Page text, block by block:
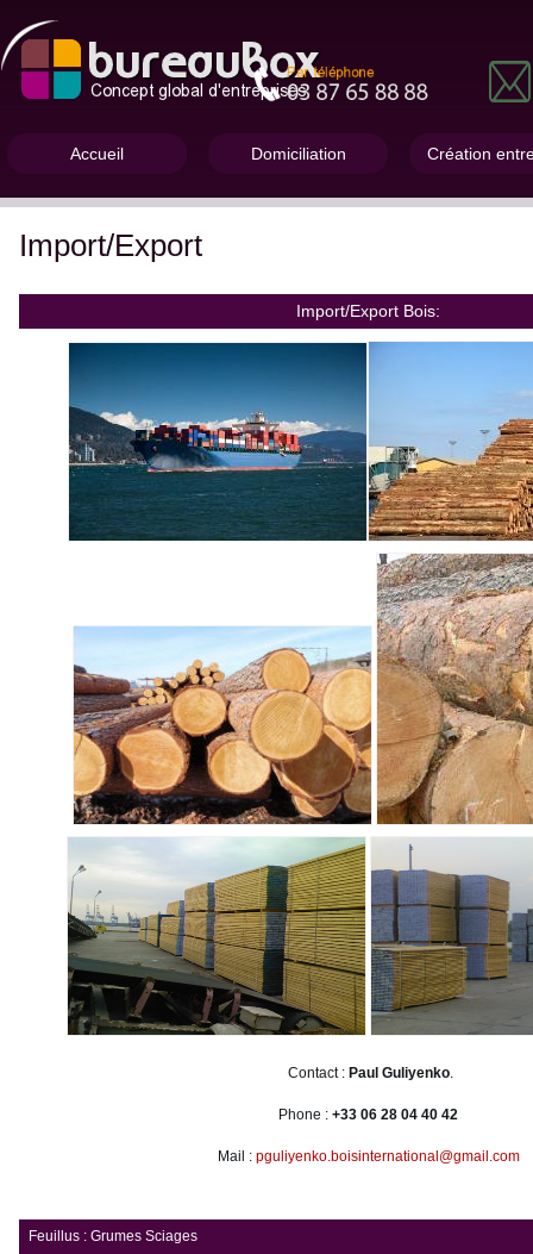
Accueil Domiciliation Création
Import/Export
Import/Export Bois:
Contact : Paul Guliyenko.
Phone : +33 06 28 04 40 42
Mail : pguliyenko.boisinternational@gmail.com
Feuillus : Grumes Sciages